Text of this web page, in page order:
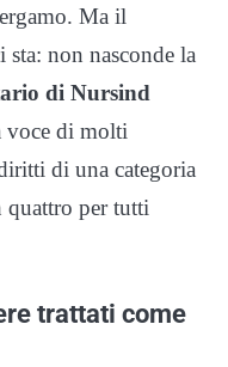
Ma il
non nasconde la
di Nursind
voce di molti
di una categoria
quattro per tutti
trattati come